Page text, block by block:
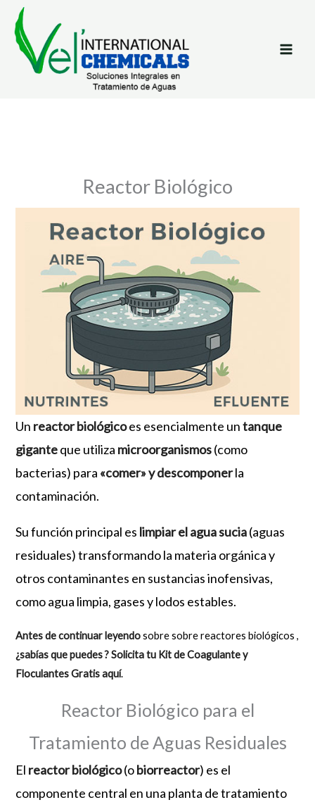
contenido
Reactor Biológico
Un reactor biológicoes esencialmente untanque
giganteque utiliza microorganismos(como
bacterias) para «comer» y descomponerla
contaminación.
Su función principal es limpiar el agua sucia(aguas
residuales) transformando la materia orgánica y
otros contaminantes en sustancias inofensivas,
como agua limpia, gases y lodos estables.
Antes de continuar leyendosobre sobre reactores biológicos ,
¿sabías que puedes ? Solicita tu Kit de Coagulante y
Floculantes Gratis aquí.
Reactor Biológico para el
Tratamiento de Aguas Residuales
El reactor biológico(obiorreactor) es el
componente central en una planta de tratamiento